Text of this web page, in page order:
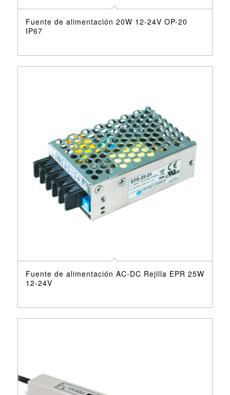
Fuente de alimentación 20W 12-24V OP-20
IP67
Fuente de alimentación AC-DC Rejilla EPR 25W
12-24V